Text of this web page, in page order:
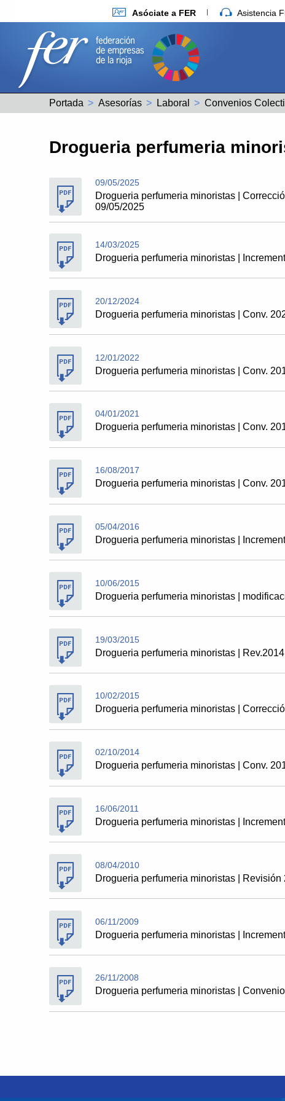
Asóciate a FER Asistencia
Portada Asesorías Laboral Convenios
Drogueria perfumeria
09/05/2025
Drogueria perfumeria minoristas |
09/05/2025
14/03/2025
Drogueria perfumeria minoristas |
20/12/2024
Drogueria perfumeria minoristas | Conv.
12/01/2022
Drogueria perfumeria minoristas | Conv.
04/01/2021
Drogueria perfumeria minoristas | Conv.
16/08/2017
Drogueria perfumeria minoristas | Conv.
05/04/2016
Drogueria perfumeria minoristas |
10/06/2015
Drogueria perfumeria minoristas |
19/03/2015
Drogueria perfumeria minoristas |
10/02/2015
Drogueria perfumeria minoristas |
02/10/2014
Drogueria perfumeria minoristas | Conv.
16/06/2011
Drogueria perfumeria minoristas |
08/04/2010
Drogueria perfumeria minoristas |
06/11/2009
Drogueria perfumeria minoristas |
26/11/2008
Drogueria perfumeria minoristas |